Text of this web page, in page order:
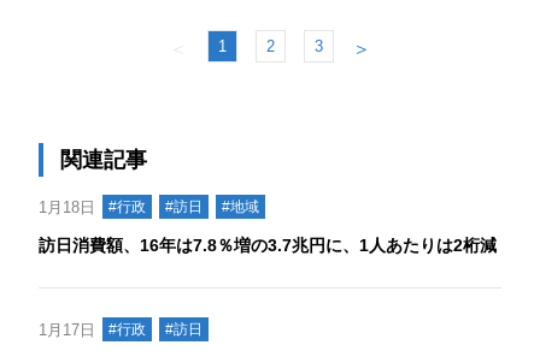
＜ 1 2 3 ＞
関連記事
1月18日 #行政 #訪日 #地域
訪日消費額、16年は7.8％増の3.7兆円に、1人あたりは2桁減
1月17日 #行政 #訪日